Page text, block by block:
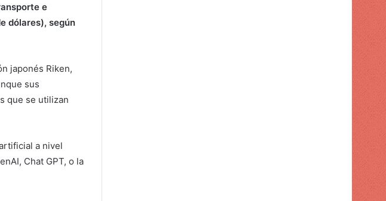
e
dólares), según
japonés Riken,
sus
que se utilizan
a nivel
Chat GPT, o la